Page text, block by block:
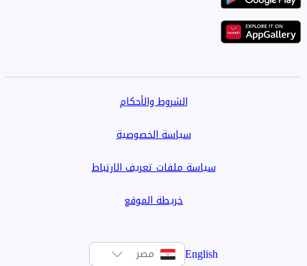
الشروط والأحكام
سياسة الخصوصية
سياسة ملفات تعريف الارتباط
خريطة الموقع
English مصر